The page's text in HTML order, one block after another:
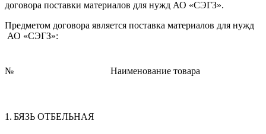
договора поставки материалов для нужд АО «СЭГЗ».
Предметом договора является поставка материалов для нужд
АО «СЭГЗ»:
№ Наименование товара
1. БЯЗЬ ОТБЕЛЬНАЯ